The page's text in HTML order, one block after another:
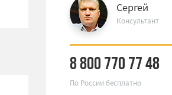
Сергей
Консультант
8 800 770 77 48
По России бесплатно